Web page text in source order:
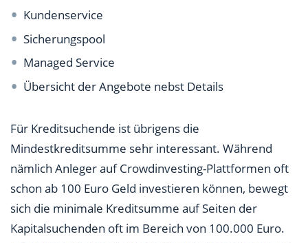
Kundenservice
Sicherungspool
Managed Service
Übersicht der Angebote nebst Details
Für Kreditsuchende ist übrigens die
Mindestkreditsumme sehr interessant. Während
nämlich Anleger auf Crowdinvesting-Plattformen oft
schon ab 100 Euro Geld investieren können, bewegt
sich die minimale Kreditsumme auf Seiten der
Kapitalsuchenden oft im Bereich von 100.000 Euro.